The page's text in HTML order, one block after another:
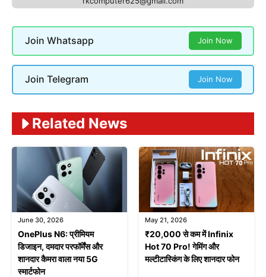
Join Whatsapp Join Now
Join Telegram Join Now
Related News
June 30, 2026
OnePlus N6: प्रीमियम
डिजाइन, दमदार परफॉर्मेंस और
शानदार कैमरा वाला नया 5G
स्मार्टफोन
May 21, 2026
₹20,000 से कम में Infinix
Hot 70 Pro! गेमिंग और
मल्टीटास्किंग के लिए शानदार फोन